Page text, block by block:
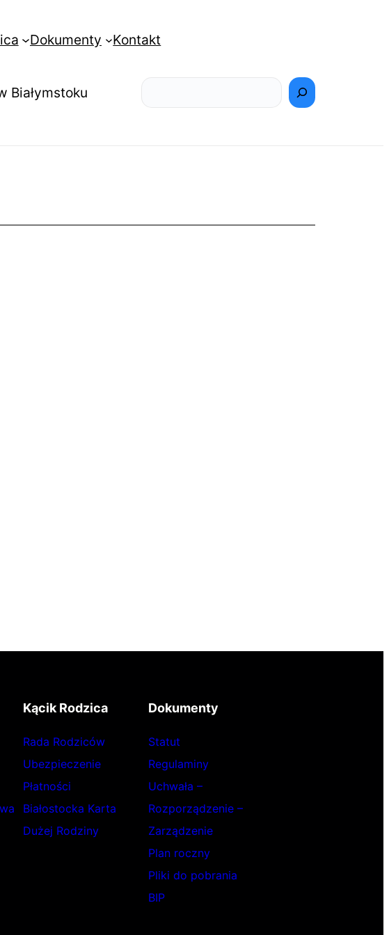
Dokumenty Kontakt
Białymstoku
Kącik Rodzica
Rada Rodziców
Ubezpieczenie
Płatności
Białostocka Karta
Dużej Rodziny
Dokumenty
Statut
Regulaminy
Uchwała –
Rozporządzenie –
Zarządzenie
Plan roczny
Pliki do pobrania
BIP